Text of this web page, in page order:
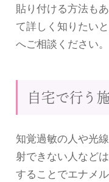
貼り付ける方法も
て詳しく知りたい
へご相談ください。
自宅で行う
知覚過敏の人や光
射できない人など
することでエナメ